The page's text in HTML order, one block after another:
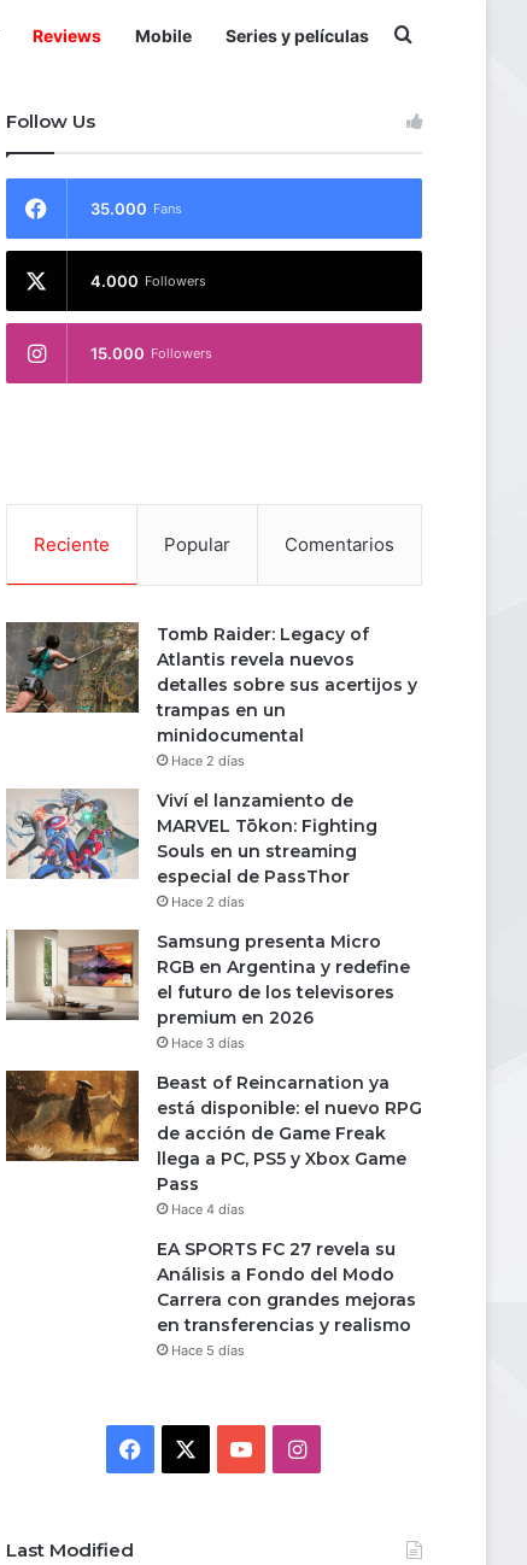
Reviews Mobile Series y películas
Follow Us
35.000 Fans
4.000 Followers
15.000 Followers
Reciente Popular Comentarios
Tomb Raider: Legacy of
Atlantis revela nuevos
detalles sobre sus acertijos y
trampas en un
minidocumental
Hace 2 días
Viví el lanzamiento de
MARVEL Tōkon: Fighting
Souls en un streaming
especial de PassThor
Hace 2 días
Samsung presenta Micro
RGB en Argentina y redefine
el futuro de los televisores
premium en 2026
Hace 3 días
Beast of Reincarnation ya
está disponible: el nuevo RPG
de acción de Game Freak
llega a PC, PS5 y Xbox Game
Pass
Hace 4 días
EA SPORTS FC 27 revela su
Análisis a Fondo del Modo
Carrera con grandes mejoras
en transferencias y realismo
Hace 5 días
Facebook YouTubeInstagram
Last Modified